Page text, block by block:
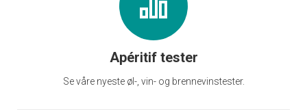
Apéritif tester
Se våre nyeste øl-, vin- og brennevinstester.